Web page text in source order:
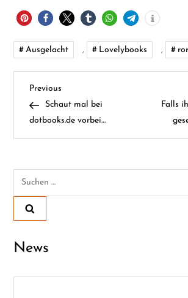
Ausgelacht , Lovelybooks ,
B
e
t
r
g
s
Previous
Post
Previous
Schaut mal bei
dotbooks.de vorbei…
Falls
Suchen
News